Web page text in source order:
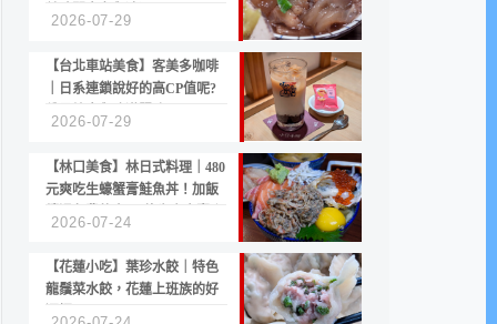
2026-07-29
【台北車站美食】客美多咖啡
｜日系連鎖說好的高CP值呢?
2026-07-29
【林口美食】林日式料理｜480
元爽吃生蠔蟹膏鮭魚丼！加飯
2026-07-24
【花蓮小吃】葉珍水餃｜特色
龍鬚菜水餃，花蓮上班族的好